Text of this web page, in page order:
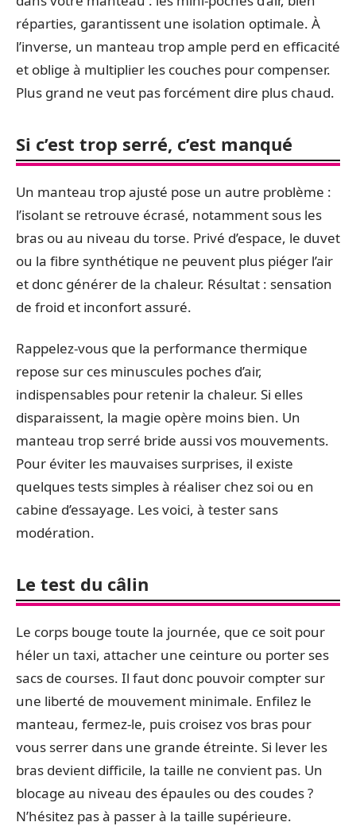
réparties, garantissent une isolation optimale. À
l’inverse, un manteau trop ample perd en efficacité
et oblige à multiplier les couches pour compenser.
Plus grand ne veut pas forcément dire plus chaud.
Si c’est trop serré, c’est manqué
Un manteau trop ajusté pose un autre problème :
l’isolant se retrouve écrasé, notamment sous les
bras ou au niveau du torse. Privé d’espace, le duvet
ou la fibre synthétique ne peuvent plus piéger l’air
et donc générer de la chaleur. Résultat : sensation
de froid et inconfort assuré.
Rappelez-vous que la performance thermique
repose sur ces minuscules poches d’air,
indispensables pour retenir la chaleur. Si elles
disparaissent, la magie opère moins bien. Un
manteau trop serré bride aussi vos mouvements.
Pour éviter les mauvaises surprises, il existe
quelques tests simples à réaliser chez soi ou en
cabine d’essayage. Les voici, à tester sans
modération.
Le test du câlin
Le corps bouge toute la journée, que ce soit pour
héler un taxi, attacher une ceinture ou porter ses
sacs de courses. Il faut donc pouvoir compter sur
une liberté de mouvement minimale. Enfilez le
manteau, fermez-le, puis croisez vos bras pour
vous serrer dans une grande étreinte. Si lever les
bras devient difficile, la taille ne convient pas. Un
blocage au niveau des épaules ou des coudes ?
N’hésitez pas à passer à la taille supérieure.